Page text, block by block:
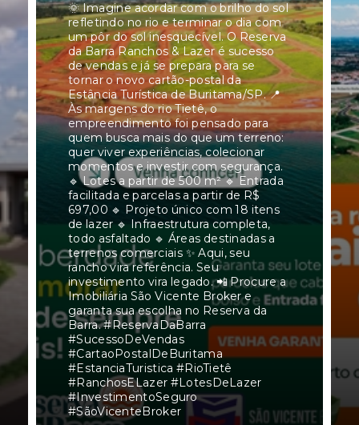
🌞 Imagine acordar com o brilho do sol
refletindo no rio e terminar o dia com
um pôr do sol inesquecível. O Reserva
da Barra Ranchos & Lazer é sucesso
de vendas e já se prepara para se
tornar o novo cartão-postal da
Estância Turística de Buritama/SP. 📍
Às margens do rio Tietê, o
empreendimento foi pensado para
quem busca mais do que um terreno:
quer viver experiências, colecionar
momentos e investir com segurança.
🔹 Lotes a partir de 500 m² 🔹 Entrada
facilitada e parcelas a partir de R$
697,00 🔹 Projeto único com 18 itens
de lazer 🔹 Infraestrutura completa,
todo asfaltado 🔹 Áreas destinadas a
terrenos comerciais ✨ Aqui, seu
rancho vira referência. Seu
investimento vira legado. 📲 Procure a
Imobiliária São Vicente Broker e
garanta sua escolha no Reserva da
Barra. #ReservaDaBarra
#SucessoDeVendas
#CartaoPostalDeBuritama
#EstanciaTuristica #RioTietê
#RanchosELazer #LotesDeLazer
#InvestimentoSeguro
#SãoVicenteBroker